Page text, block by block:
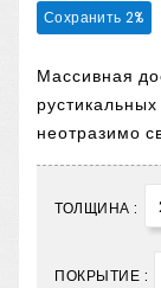
Сохранить 2%
Массивная
неотразимо
ТОЛЩИНА :
ПОКРЫТИЕ :